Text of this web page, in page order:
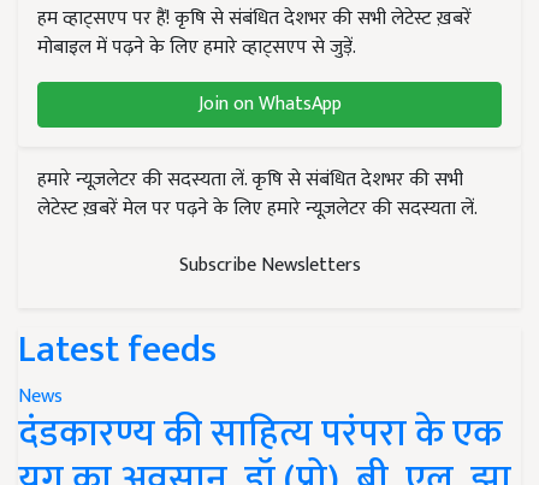
हम व्हाट्सएप पर हैं! कृषि से संबंधित देशभर की सभी लेटेस्ट ख़बरें
मोबाइल में पढ़ने के लिए हमारे व्हाट्सएप से जुड़ें.
Join on WhatsApp
हमारे न्यूज़लेटर की सदस्यता लें. कृषि से संबंधित देशभर की सभी
लेटेस्ट ख़बरें मेल पर पढ़ने के लिए हमारे न्यूज़लेटर की सदस्यता लें.
Subscribe Newsletters
Latest feeds
News
दंडकारण्य की साहित्य परंपरा के एक